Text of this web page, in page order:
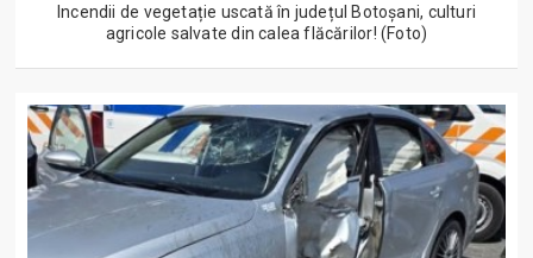
Incendii de vegetație uscată în județul Botoșani, culturi
agricole salvate din calea flăcărilor! (Foto)